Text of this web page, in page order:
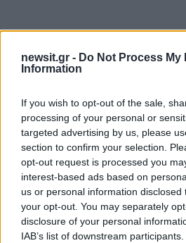
newsit.gr - Do Not Process My
Information
If you wish to opt-out of the sale,
processing of your personal or
targeted advertising by us, please
section to confirm your selection.
opt-out request is processed you
interest-based ads based on
us or personal information
your opt-out. You may separately
disclosure of your personal
IAB’s list of downstream
Ανεβάζοντας φωτογραφία
μπροστά στα Γλυπτά του